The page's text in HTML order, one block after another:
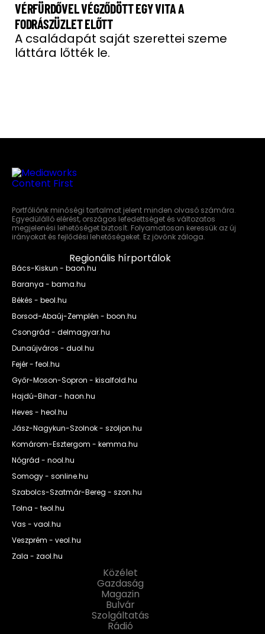
VÉRFÜRDŐVEL VÉGZŐDÖTT EGY VITA A
FODRÁSZÜZLET ELŐTT
A családapát saját szerettei szeme
láttára lőtték le.
Portfóliónk minőségi tartalmat jelent minden olvasó számára.
Egyedülálló elérést, országos lefedettséget és változatos
megjelenési lehetőséget biztosít. Folyamatosan keressük az új
irányokat és fejlődési lehetőségeket. Ez jövőnk záloga.
Regionális hírportálok
Bács-Kiskun - baon.hu
Baranya - bama.hu
Békés - beol.hu
Borsod-Abaúj-Zemplén - boon.hu
Csongrád - delmagyar.hu
Dunaújváros - duol.hu
Fejér - feol.hu
Győr-Moson-Sopron - kisalfold.hu
Hajdú-Bihar - haon.hu
Heves - heol.hu
Jász-Nagykun-Szolnok - szoljon.hu
Komárom-Esztergom - kemma.hu
Nógrád - nool.hu
Somogy - sonline.hu
Szabolcs-Szatmár-Bereg - szon.hu
Tolna - teol.hu
Vas - vaol.hu
Veszprém - veol.hu
Zala - zaol.hu
Közélet
Gazdaság
Magazin
Bulvár
Szolgáltatás
Rádió